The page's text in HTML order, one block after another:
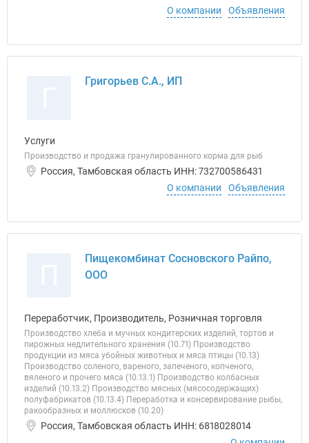
О компании
Объявления
Григорьев С.А., ИП
Услуги
Производство и продажа гранулированного корма для рыб
Россия, Тамбовская область ИНН: 732700586431
О компании
Объявления
Пищекомбинат Сосновского Райпо,
ООО
Переработчик, Производитель, Розничная торговля
Производство хлеба и мучных кондитерских изделий, тортов и
пирожных недлительного хранения (10.71) Производство
продукции из мяса убойных животных и мяса птицы (10.13)
Производство соленого, вареного, запеченого, копченого,
вяленого и прочего мяса (10.13.1) Производство колбасных
изделий (10.13.2) Производство мясных (мясосодержащих)
полуфабрикатов (10.13.4) Переработка и консервирование рыбы,
ракообразных и моллюсков (10.20)
Россия, Тамбовская область ИНН: 6818028014